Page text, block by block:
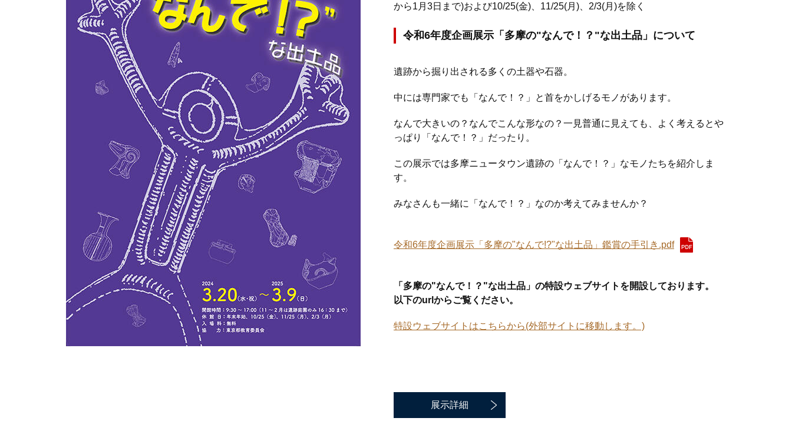
から1月3日まで)および10/25(金)、11/25(月)、2/3(月)を除く
令和6年度企画展示「多摩の"なんで！？"な出土品」について
遺跡から掘り出される多くの土器や石器。
中には専門家でも「なんで！？」と首をかしげるモノがあります。
なんで大きいの？なんでこんな形なの？一見普通に見えても、よく考えるとや
っぱり「なんで！？」だったり。
この展示では多摩ニュータウン遺跡の「なんで！？」なモノたちを紹介しま
す。
みなさんも一緒に「なんで！？」なのか考えてみませんか？
令和6年度企画展示「多摩の"なんで!?"な出土品」鑑賞の手引き.pdf
「多摩の"なんで！？"な出土品」の特設ウェブサイトを開設しております。
以下のurlからご覧ください。
特設ウェブサイトはこちらから(外部サイトに移動します。)
展示詳細